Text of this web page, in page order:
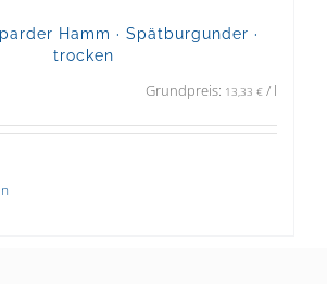
Hamm · Spätburgunder ·
trocken
Grundpreis: 13,33 € / l